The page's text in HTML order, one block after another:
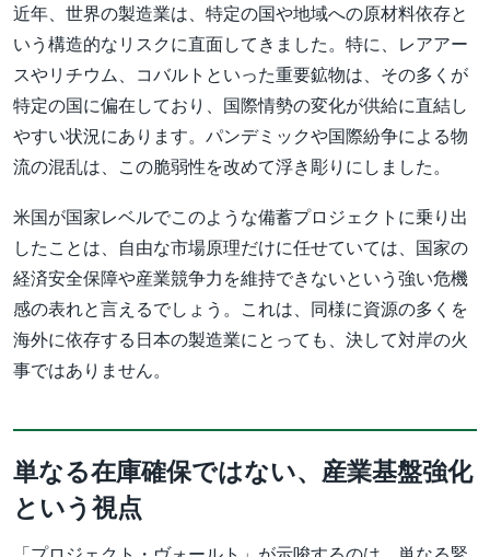
近年、世界の製造業は、特定の国や地域への原材料依存と
いう構造的なリスクに直面してきました。特に、レアアー
スやリチウム、コバルトといった重要鉱物は、その多くが
特定の国に偏在しており、国際情勢の変化が供給に直結し
やすい状況にあります。パンデミックや国際紛争による物
流の混乱は、この脆弱性を改めて浮き彫りにしました。
米国が国家レベルでこのような備蓄プロジェクトに乗り出
したことは、自由な市場原理だけに任せていては、国家の
経済安全保障や産業競争力を維持できないという強い危機
感の表れと言えるでしょう。これは、同様に資源の多くを
海外に依存する日本の製造業にとっても、決して対岸の火
事ではありません。
単なる在庫確保ではない、産業基盤強化
という視点